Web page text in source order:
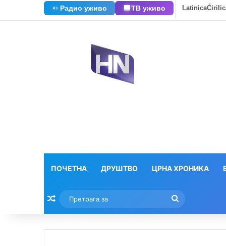
Радио уживо ТВ уживо Latinica
ПОЧЕТНА ДРУШТВО ЦРНА ХРОНИКА
Насумични текстови
за